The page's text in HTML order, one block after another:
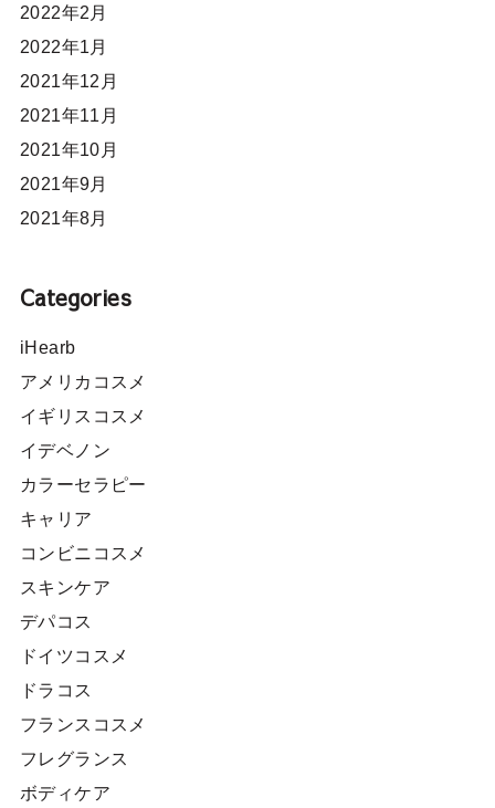
2022年2月
2022年1月
2021年12月
2021年11月
2021年10月
2021年9月
2021年8月
Categories
iHearb
アメリカコスメ
イギリスコスメ
イデベノン
カラーセラピー
キャリア
コンビニコスメ
スキンケア
デパコス
ドイツコスメ
ドラコス
フランスコスメ
フレグランス
ボディケア